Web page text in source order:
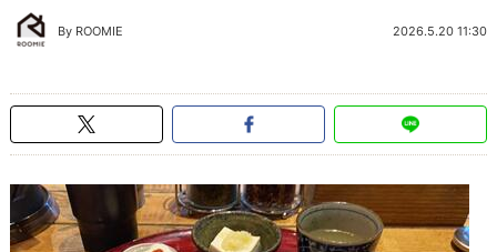
By ROOMIE 2026.5.20 11:30